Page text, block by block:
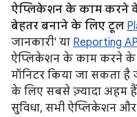
ऐप्लिकेशन के काम करने
बेहतर बनाने के लिए टूल
जानकारी' या Reporting
ऐप्लिकेशन के काम करने के
मॉनिटर किया जा सकता है
के लिए सबसे ज़्यादा अहम
सुविधा, सभी ऐप्लिकेशन